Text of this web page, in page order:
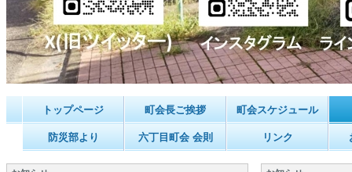
トップページ 町会長ご挨拶 町会スケジュール
防災部より 六丁目町会 会則 リンク